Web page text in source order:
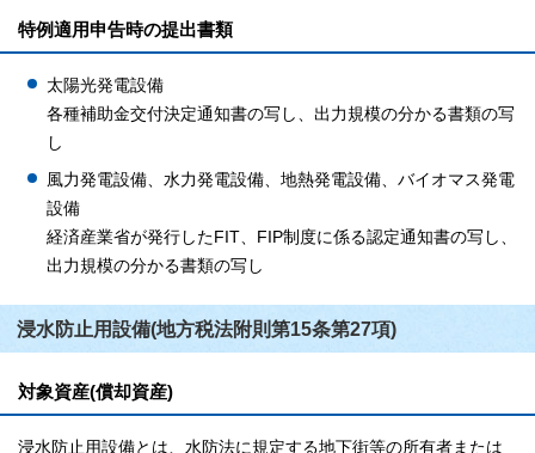
特例適用申告時の提出書類
太陽光発電設備
各種補助金交付決定通知書の写し、出力規模の分かる書類の写
し
風力発電設備、水力発電設備、地熱発電設備、バイオマス発電
設備
経済産業省が発行したFIT、FIP制度に係る認定通知書の写し、
出力規模の分かる書類の写し
浸水防止用設備(地方税法附則第15条第27項)
対象資産(償却資産)
浸水防止用設備とは、水防法に規定する地下街等の所有者または